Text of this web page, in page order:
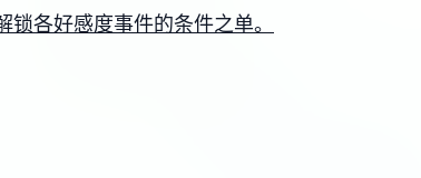
锁各好感度事件的条件之单。